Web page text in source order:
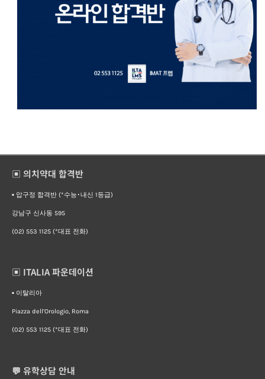
▣ 의치약대 합격반
▪︎ 압구정 합격반 (*수능･내신 1등급)
강남구 신사동 595
(02) 553 1125 (*대표 전화)
▣ ITALIA 파운데이션
▪︎ 이탈리아
Piazza dell’Orologio, Roma
(02) 553 1125 (*대표 전화)
💬 유학상담 안내